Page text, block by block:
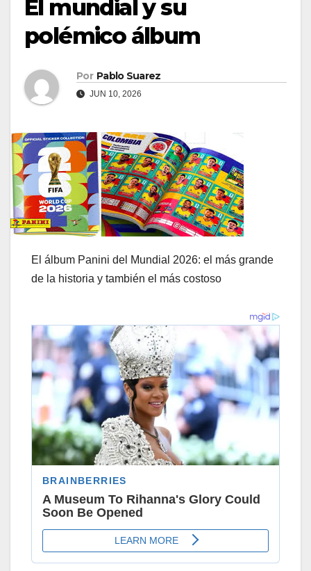
El mundial y su
polémico álbum
Por Pablo Suarez
JUN 10, 2026
El álbum Panini del Mundial 2026: el más grande
de la historia y también el más costoso